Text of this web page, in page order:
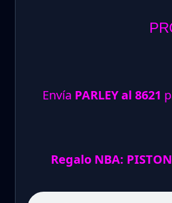
Envía PARLEY al 8621
Regalo NBA: